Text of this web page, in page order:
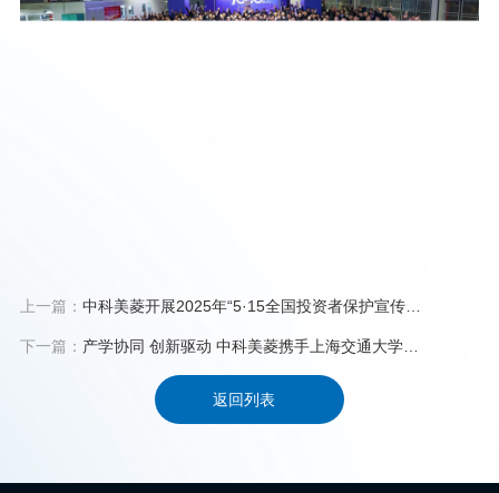
上一篇： 中科美菱开展2025年“5·15全国投资者保护宣传
下一篇： 产学协同 创新驱动 中科美菱携手上海交通大学，
返回列表